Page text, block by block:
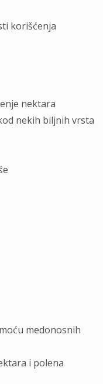
korišćenja
nektara
nekih biljnih vrsta
medonosnih
i polena